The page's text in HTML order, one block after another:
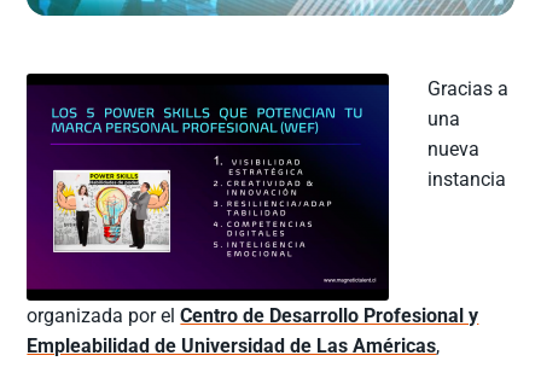
Gracias a
una
nueva
instancia
organizada por elCentro de Desarrollo Profesional y
Empleabilidad de Universidad de Las Américas,